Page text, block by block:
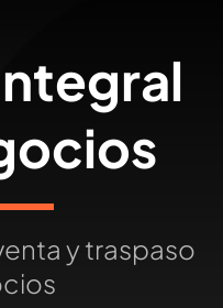
y traspaso